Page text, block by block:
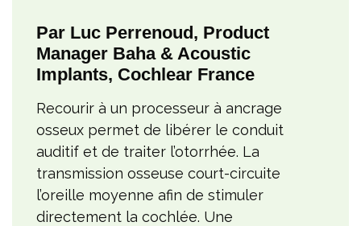
Par Luc Perrenoud, Product
Manager Baha & Acoustic
Implants, Cochlear France
Recourir à un processeur à ancrage
osseux permet de libérer le conduit
auditif et de traiter l’otorrhée. La
transmission osseuse court-circuite
l’oreille moyenne afin de stimuler
directement la cochlée. Une